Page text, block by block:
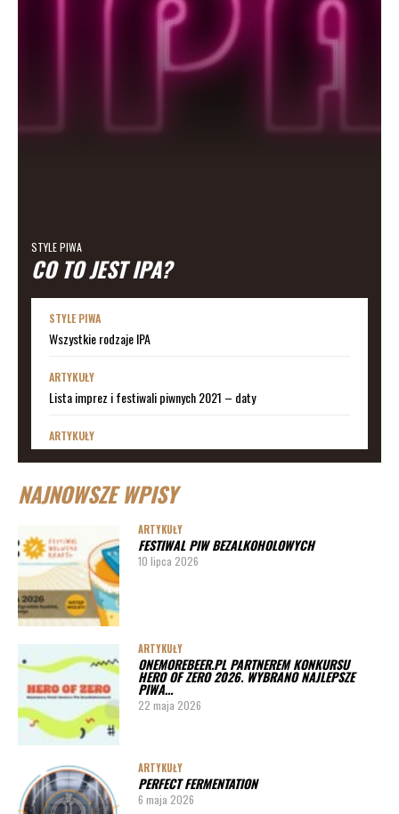
STYLE PIWA
CO TO JEST IPA?
STYLE PIWA
Wszystkie rodzaje IPA
ARTYKUŁY
Lista imprez i festiwali piwnych 2021 – daty
ARTYKUŁY
Lista imprez i festiwali piwnych 2020 – daty
ARTYKUŁY
ARTYKUŁY
Lista imprez i festiwali piwnych 2020 – miasta
ARTYKUŁY
Pędy chmielu – danie ekskluzywne
PORADY
Jak działa instalacja do wyszynku piwa w barze
NAJNOWSZE WPISY
ARTYKUŁY
FESTIWAL PIW BEZALKOHOLOWYCH
10 lipca 2026
ARTYKUŁY
ONEMOREBEER.PL PARTNEREM KONKURSU
HERO OF ZERO 2026. WYBRANO NAJLEPSZE
PIWA…
22 maja 2026
ARTYKUŁY
PERFECT FERMENTATION
6 maja 2026